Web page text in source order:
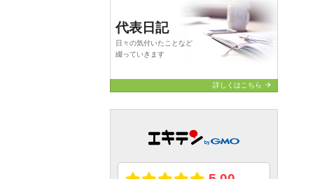
代表日記
日々の気付いたことなど
綴っていきます
詳しくはこちら arrow_forward